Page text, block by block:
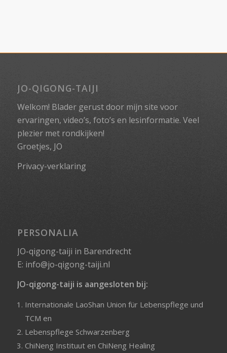
JO-QIGONG-TAIJI
Welkom! Blader gerust door mijn site voor
ervaringen, video’s, foto’s en lesinformatie. Veel
plezier met rondkijken!
Groetjes, JO
Privacy-verklaring
PERSONALIA
JO-qigong-taiji in Barendrecht
E: info@jo-qigong-taiji.nl
JO-qigong-taiji is aangesloten bij:
Internationale LaoShan Union für Lebenspflege und
TCM en
Lebenspflege Schwarzenberg
ChiNeng Instituuten ChiNeng Healing